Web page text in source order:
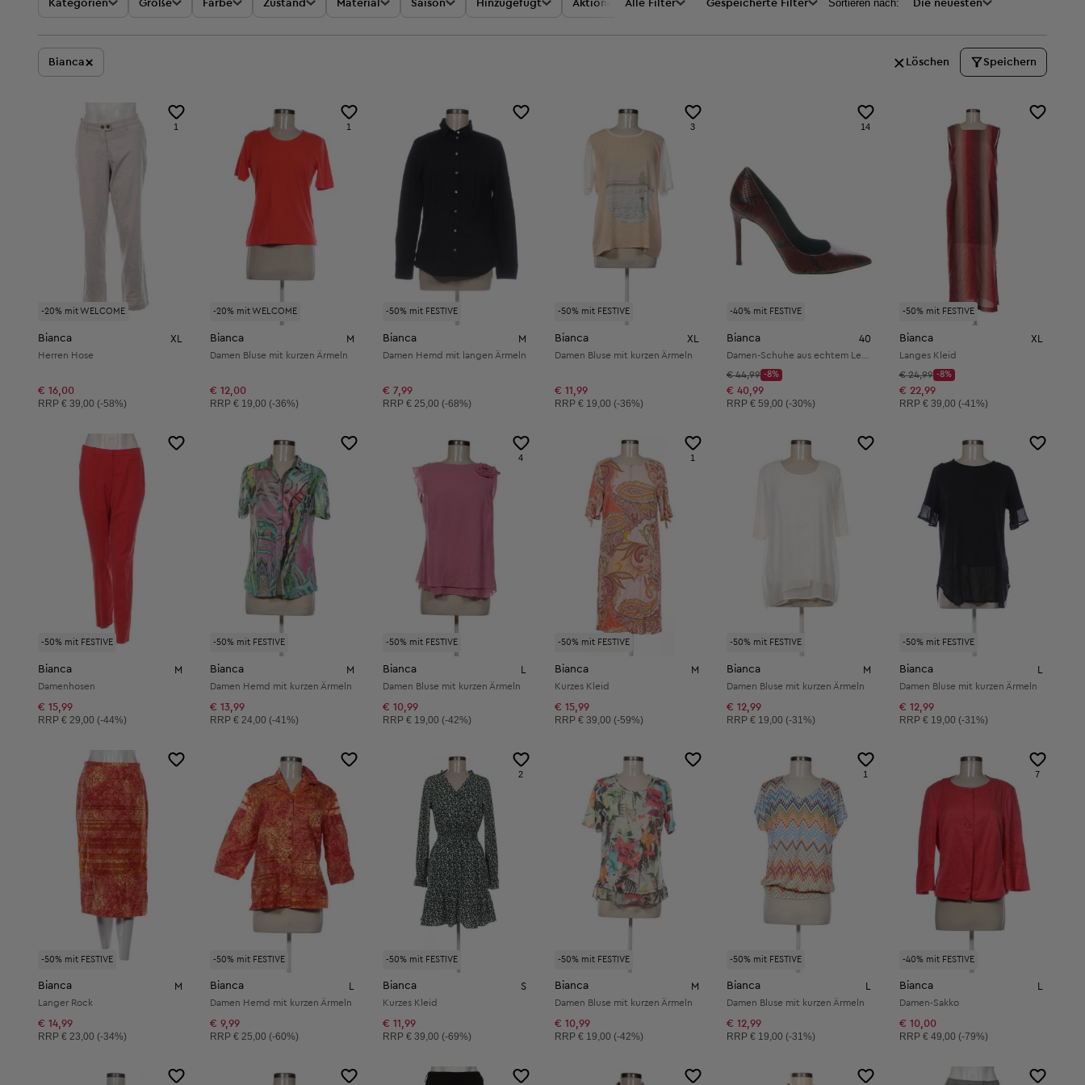
Kategorien Größe Farbe Zustand Material Saison Hinzugefügt Aktionen Preis
Alle Filter Gespeicherte Filter Sortieren nach: Die neuesten
Bianca× Löschen Speichern
-20% mit WELCOME
1
Bianca XL
Herren Hose
€ 16,00
Unverbindliche Preisempfehlung:
RRP € 39,00 (-58%)
-20% mit WELCOME
1
Bianca M
Damen Bluse mit kurzen Ärmeln
€ 12,00
Unverbindliche Preisempfehlung:
RRP€ 19,00 (-36%)
-50% mit FESTIVE
Bianca M
Damen Hemd mit langen Ärmeln
€ 7,99
Unverbindliche Preisempfehlung:
RRP € 25,00 (-68%)
-50% mit FESTIVE
3
Bianca XL
Damen Bluse mit kurzen Ärmeln
€ 11,99
Unverbindliche Preisempfehlung:
RRP € 19,00 (-36%)
-40% mit FESTIVE
14
Bianca 40
Startpreis:
€ 44,99
Discount Price:
-8%
Reduzierter Preis:
€ 40,99
Unverbindliche Preisempfehlung:
RRP€ 59,00 (-30%)
-50% mit FESTIVE
Bianca XL
Langes Kleid
Startpreis:
€ 24,99
Discount Price:
-8%
Reduzierter Preis:
€ 22,99
Unverbindliche Preisempfehlung:
RRP € 39,00 (-41%)
-50% mit FESTIVE
Bianca M
Damenhosen
€ 15,99
Unverbindliche Preisempfehlung:
RRP € 29,00 (-44%)
-50% mit FESTIVE
Bianca M
Damen Hemd mit kurzen Ärmeln
€ 13,99
Unverbindliche Preisempfehlung:
RRP€ 24,00 (-41%)
-50% mit FESTIVE
4
Bianca
Damen Bluse mit kurzen Ärmeln
€ 10,99
Unverbindliche Preisempfehlung:
RRP € 19,00 (-42%)
-50% mit FESTIVE
1
Bianca M
Kurzes Kleid
€ 15,99
Unverbindliche Preisempfehlung:
RRP € 39,00 (-59%)
-50% mit FESTIVE
Bianca M
Damen Bluse mit kurzen Ärmeln
€ 12,99
Unverbindliche Preisempfehlung:
RRP€ 19,00 (-31%)
-50% mit FESTIVE
Bianca
Damen Bluse mit kurzen Ärmeln
€ 12,99
Unverbindliche Preisempfehlung:
RRP € 19,00 (-31%)
-50% mit FESTIVE
Bianca M
Langer Rock
€ 14,99
Unverbindliche Preisempfehlung:
RRP € 23,00 (-34%)
-50% mit FESTIVE
Bianca
Damen Hemd mit kurzen Ärmeln
€ 9,99
Unverbindliche Preisempfehlung:
RRP€ 25,00 (-60%)
-50% mit FESTIVE
2
Bianca S
Kurzes Kleid
€ 11,99
Unverbindliche Preisempfehlung:
RRP € 39,00 (-69%)
-50% mit FESTIVE
Bianca M
Damen Bluse mit kurzen Ärmeln
€ 10,99
Unverbindliche Preisempfehlung:
RRP € 19,00 (-42%)
-50% mit FESTIVE
1
Bianca
Damen Bluse mit kurzen Ärmeln
€ 12,99
Unverbindliche Preisempfehlung:
RRP€ 19,00 (-31%)
-40% mit FESTIVE
7
Bianca
Damen-Sakko
€ 10,00
Unverbindliche Preisempfehlung:
RRP € 49,00 (-79%)